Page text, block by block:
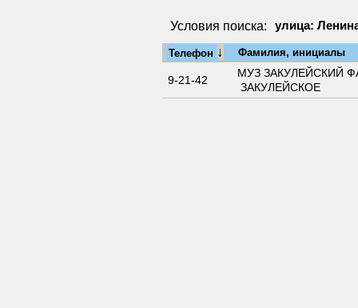
Условия поиска: улица:
Телефон ↓ Фамилия, инициалы
9-21-42
МУЗ ЗАКУЛЕЙСКИЙ
ЗАКУЛЕЙСКОЕ